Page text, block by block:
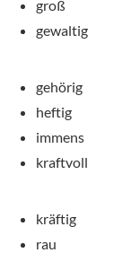
groß
gewaltig
gehörig
heftig
immens
kraftvoll
kräftig
rau